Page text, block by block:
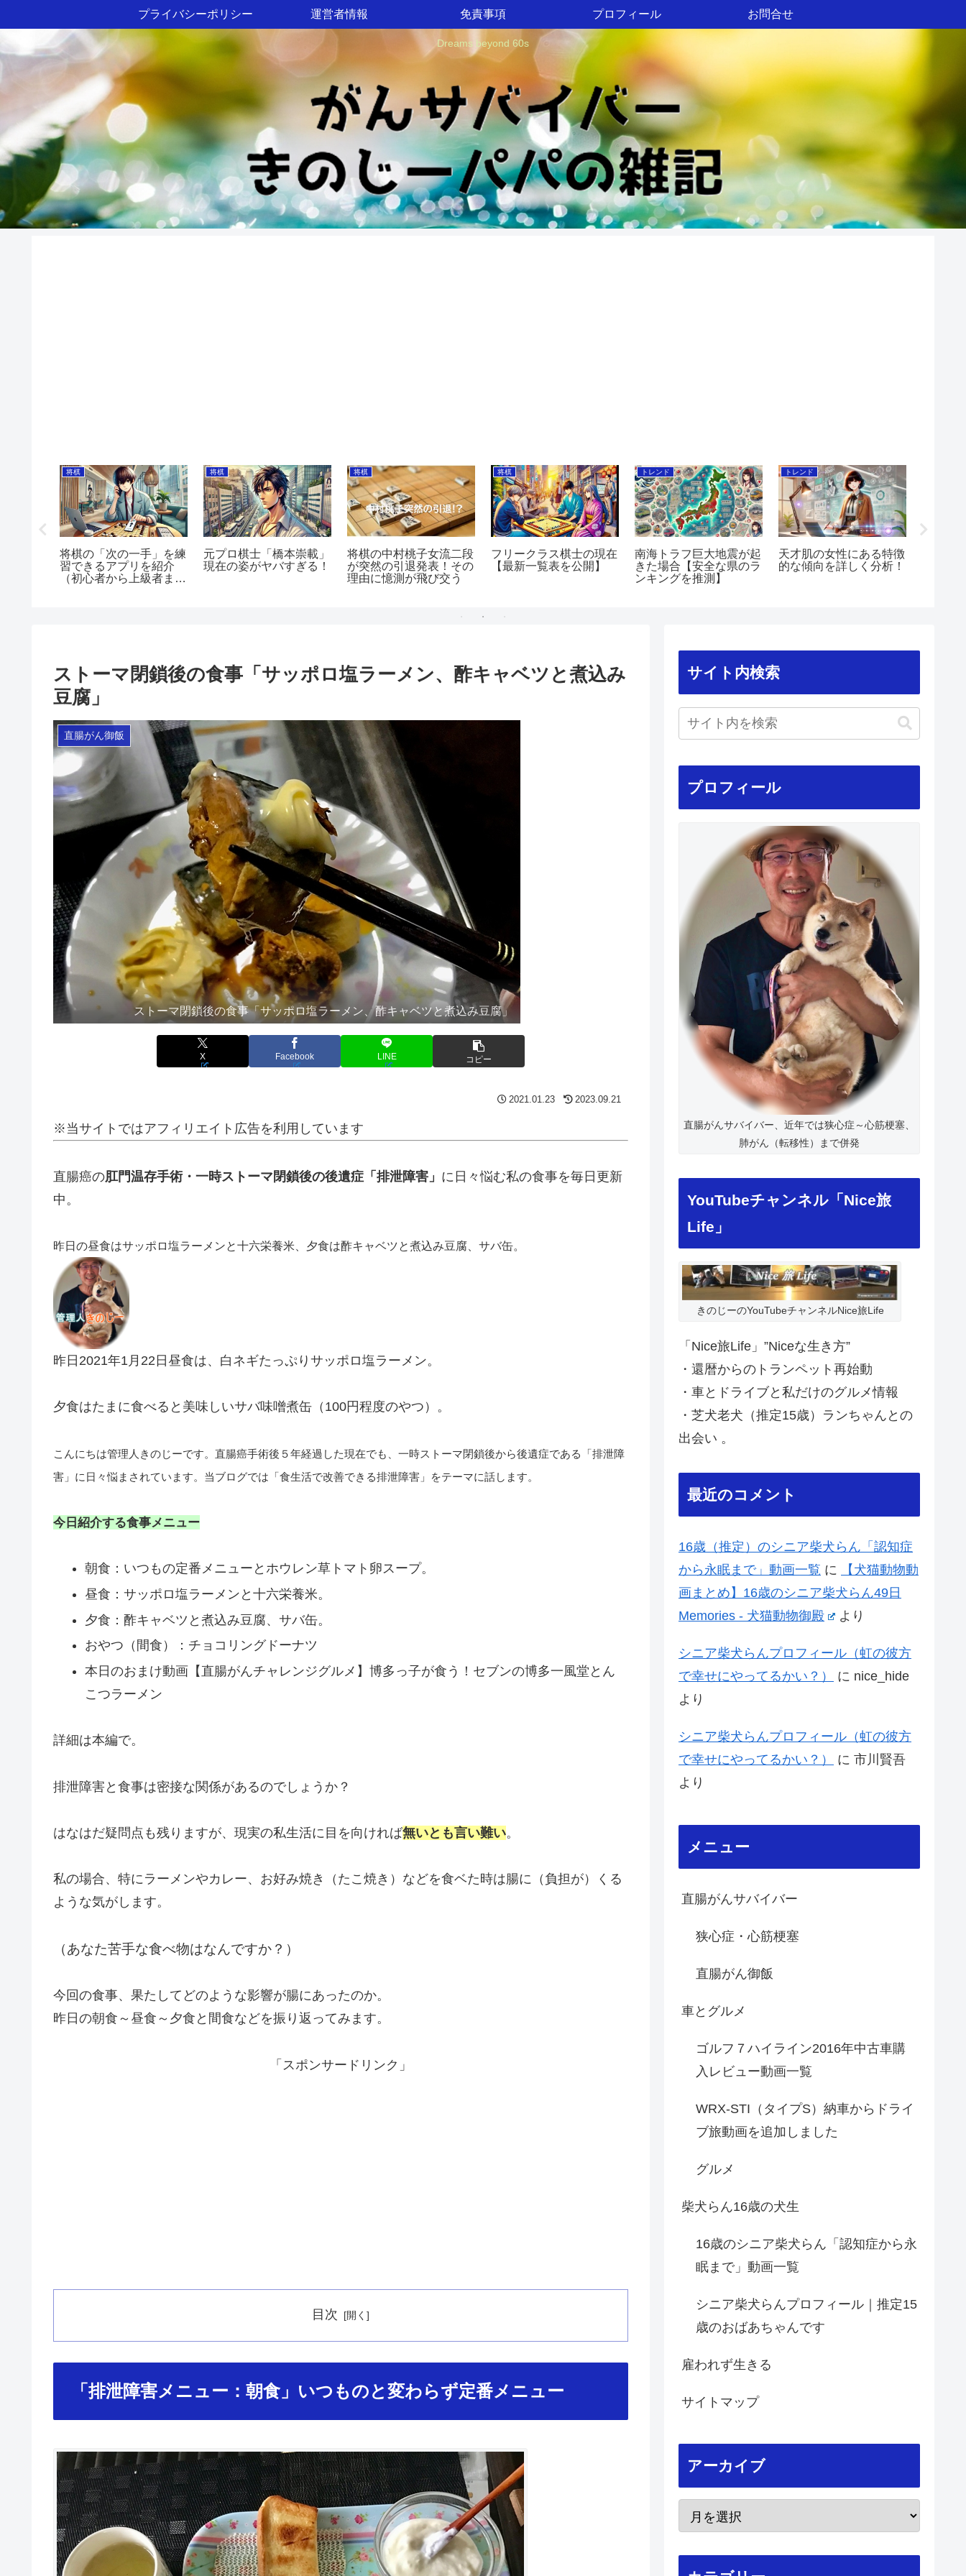
Dreams beyond 60s
プライバシーポリシー 運営者情報 免責事項 プロフィール お問合せ
将棋
将棋の「次の一手」を練
習できるアプリを紹介
（初心者から上級者ま
将棋
元プロ棋士「橋本崇載」
現在の姿がヤバすぎる！
将棋
将棋の中村桃子女流二段
が突然の引退発表！その
理由に憶測が飛び交う
将棋
フリークラス棋士の現在
【最新一覧表を公開】
トレンド
南海トラフ巨大地震が起
きた場合【安全な県のラ
ンキングを推測】
トレンド
天才肌の女性にある特徴
的な傾向を詳しく分析！
ストーマ閉鎖後の食事「サッポロ塩ラーメン、酢キャベツと煮込み
豆腐」
直腸がん御飯
ストーマ閉鎖後の食事「サッポロ塩ラーメン、酢キャベツと煮込み豆腐」
X Facebook LINE コピー
2021.01.23 2023.09.21
※当サイトではアフィリエイト広告を利用しています
直腸癌の肛門温存手術・一時ストーマ閉鎖後の後遺症「排泄障害」 に日々悩む私の食事を毎日更新
中。
昨日の昼食はサッポロ塩ラーメンと十六栄養米、夕食は酢キャベツと煮込み豆腐、サバ缶。
昨日2021年1月22日昼食は、白ネギたっぷりサッポロ塩ラーメン。
夕食はたまに食べると美味しいサバ味噌煮缶（100円程度のやつ）。
こんにちは管理人きのじーです。直腸癌手術後５年経過した現在でも、一時ストーマ閉鎖後から後遺症である「排泄障
害」に日々悩まされています。当ブログでは「食生活で改善できる排泄障害」をテーマに話します。
今日紹介する食事メニュー
朝食：いつもの定番メニューとホウレン草トマト卵スープ。
昼食：サッポロ塩ラーメンと十六栄養米。
夕食：酢キャベツと煮込み豆腐、サバ缶。
おやつ（間食）：チョコリングドーナツ
本日のおまけ動画【直腸がんチャレンジグルメ】博多っ子が食う！セブンの博多一風堂とん
こつラーメン
詳細は本編で。
排泄障害と食事は密接な関係があるのでしょうか？
はなはだ疑問点も残りますが、現実の私生活に目を向ければ無いとも言い難い。
私の場合、特にラーメンやカレー、お好み焼き（たこ焼き）などを食ベた時は腸に（負担が）くる
ような気がします。
（あなた苦手な食べ物はなんですか？）
今回の食事、果たしてどのような影響が腸にあったのか。
昨日の朝食～昼食～夕食と間食などを振り返ってみます。
「スポンサードリンク」
目次
「排泄障害メニュー：朝食」いつものと変わらず定番メニュー
サイト内検索
プロフィール
直腸がんサバイバー、近年では狭心症～心筋梗塞、
肺がん（転移性）まで併発
YouTubeチャンネル「Nice旅
Life」
きのじーのYouTubeチャンネルNice旅Life
「Nice旅Life」”Niceな生き方”
・還暦からのトランペット再始動
・車とドライブと私だけのグルメ情報
・芝犬老犬（推定15歳）ランちゃんとの
出会い 。
最近のコメント
16歳（推定）のシニア柴犬らん「認知症
から永眠まで」動画一覧 に
【犬猫動物動
画まとめ】16歳のシニア柴犬らん49日
Memories - 犬猫動物御殿
より
シニア柴犬らんプロフィール（虹の彼方
で幸せにやってるかい？）
に nice_hide
より
シニア柴犬らんプロフィール（虹の彼方
で幸せにやってるかい？）
に 市川賢吾
より
メニュー
直腸がんサバイバー
狭心症・心筋梗塞
直腸がん御飯
車とグルメ
ゴルフ７ハイライン2016年中古車購
入レビュー動画一覧
WRX-STI（タイプS）納車からドライ
ブ旅動画を追加しました
グルメ
柴犬らん16歳の犬生
16歳のシニア柴犬らん「認知症から永
眠まで」動画一覧
シニア柴犬らんプロフィール｜推定15
歳のおばあちゃんです
雇われず生きる
サイトマップ
アーカイブ